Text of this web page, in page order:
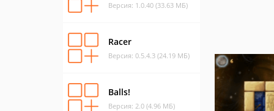
Версия: 1.0.40 (33.63 МБ)
Racer
Версия: 0.5.4.3 (24.19 МБ)
Balls!
Версия: 2.0 (4.96 МБ)